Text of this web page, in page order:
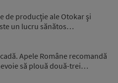
de producţie ale Otokar şi
un lucru sănătos…
Apele Române recomandă
să plouă două-trei…